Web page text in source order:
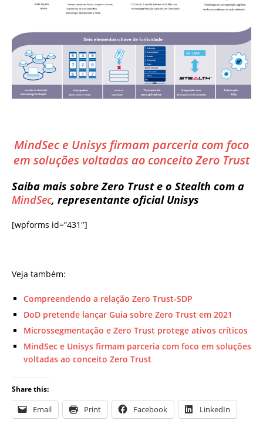
MindSec e Unisys firmam parceria com foco
em soluções voltadas ao conceito Zero Trust
Saiba mais sobre Zero Trust e o Stealth com a
MindSec, representante oficial Unisys
[wpforms id=”431″]
Veja também:
Compreendendo a relação Zero Trust-SDP
DoD pretende lançar Guia sobre Zero Trust em 2021
Microssegmentação e Zero Trust protege ativos críticos
MindSec e Unisys firmam parceria com foco em soluções
voltadas ao conceito Zero Trust
Share this:
Email Print Facebook LinkedIn